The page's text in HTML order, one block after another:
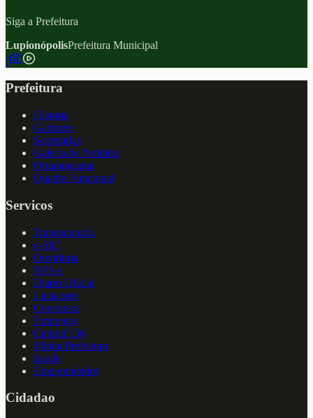
Siga a Prefeitura
LupionópolisPrefeitura Municipal
f
Prefeitura
Historia
Gabinete
Secretarias
Galeria de Prefeitos
Organograma
Quadro Funcional
Servicos
Transparencia
e-SIC
Ouvidoria
NFS-e
Diario Oficial
Licitacoes
Concursos
Empregos
Central 156
Minha Prefeitura
Saude
Empreendedor
Cidadao